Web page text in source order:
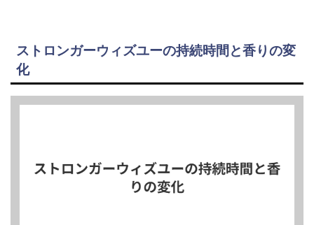
ストロンガーウィズユーの持続時間と香りの変
化